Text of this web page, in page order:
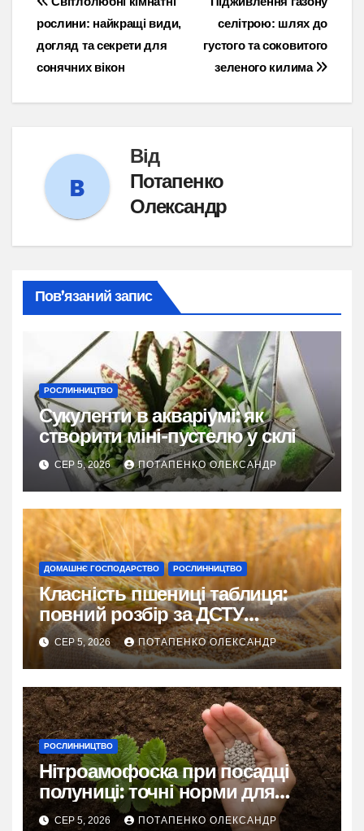
записів
селітрою: шлях до
густого та соковитого
зеленого килима
рослини: найкращі види,
догляд та секрети для
сонячних вікон
Від
Потапенко
Олександр
Пов’язаний запис
РОСЛИННИЦТВО
Сукуленти в акваріумі: як
створити міні-пустелю у склі
СЕР 5, 2026 ПОТАПЕНКО ОЛЕКСАНДР
ДОМАШНЄ ГОСПОДАРСТВО РОСЛИННИЦТВО
Класність пшениці таблиця:
повний розбір за ДСТУ
3768:2019
СЕР 5, 2026 ПОТАПЕНКО ОЛЕКСАНДР
РОСЛИННИЦТВО
Нітроамофоска при посадці
полуниці: точні норми для
рясного врожаю
СЕР 5, 2026 ПОТАПЕНКО ОЛЕКСАНДР